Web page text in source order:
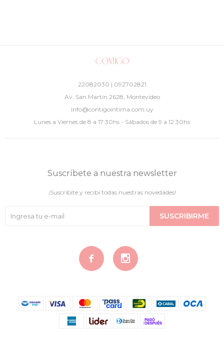
22082030 | 092702821
Av. San Martín 2628, Montevideo
info@contigointima.com.uy
Lunes a Viernes de 8 a 17:30hs - Sábados de 9 a 12:30hs
Suscríbete a nuestra newsletter
¡Suscribite y recibí todas nuestras novedades!
SUSCRIBIRME
 